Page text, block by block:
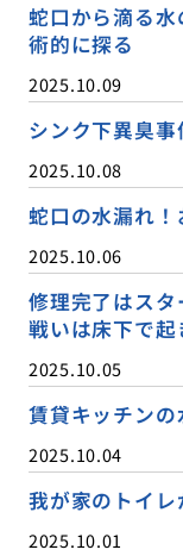
蛇口から滴る
術的に探る
2025.10.09
シンク下異臭
2025.10.08
蛇口の水漏れ
2025.10.06
修理完了はス
戦いは床下で起
2025.10.05
賃貸キッチン
2025.10.04
我が家のトイ
2025.10.01